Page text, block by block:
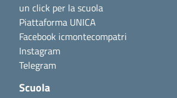
un click per la scuola
Piattaforma UNICA
Facebook icmontecompatri
Instagram
Telegram
Scuola